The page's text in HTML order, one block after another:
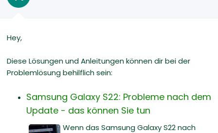
Hey,
Diese Lösungen und Anleitungen können dir bei der
Problemlösung behilflich sein:
Samsung Galaxy S22: Probleme nach dem
Update - das können Sie tun
Wenn das Samsung Galaxy S22 nach